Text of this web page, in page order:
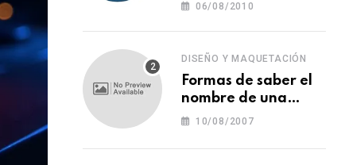
06/08/2010
DISEÑO Y MAQUETACIÓN
Formas de saber el
nombre de una
tipografía (o una
letra)
10/08/2007